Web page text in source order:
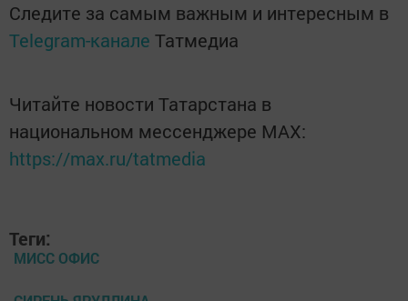
Следите за самым важным и интересным в
Telegram-канале Татмедиа
Читайте новости Татарстана в
национальном мессенджере MАХ:
https://max.ru/tatmedia
Теги:
МИСС ОФИС